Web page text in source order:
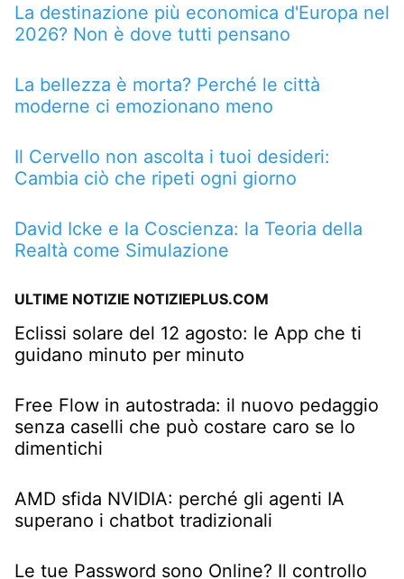
La destinazione più economica d'Europa nel
2026? Non è dove tutti pensano
La bellezza è morta? Perché le città
moderne ci emozionano meno
Il Cervello non ascolta i tuoi desideri:
Cambia ciò che ripeti ogni giorno
David Icke e la Coscienza: la Teoria della
Realtà come Simulazione
ULTIME NOTIZIE NOTIZIEPLUS.COM
Eclissi solare del 12 agosto: le App che ti
guidano minuto per minuto
Free Flow in autostrada: il nuovo pedaggio
senza caselli che può costare caro se lo
dimentichi
AMD sfida NVIDIA: perché gli agenti IA
superano i chatbot tradizionali
Le tue Password sono Online? Il controllo